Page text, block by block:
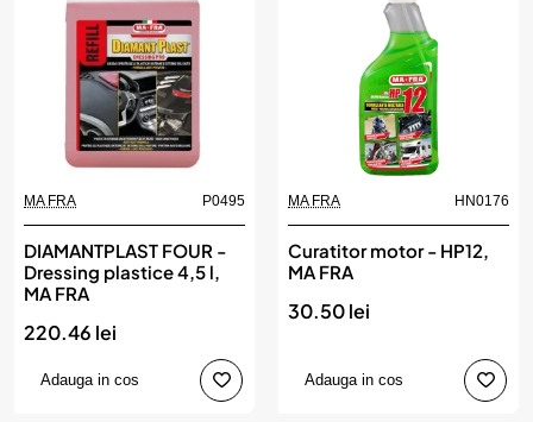
MA FRA P0495
DIAMANTPLAST FOUR -
Dressing plastice 4,5 l,
MA FRA
220.46 lei
Adauga in cos
MA FRA HN0176
Curatitor motor - HP12,
MA FRA
30.50 lei
Adauga in cos